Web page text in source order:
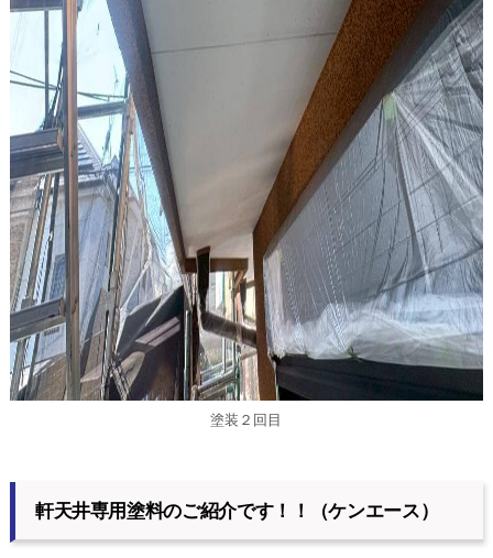
塗装２回目
軒天井専用塗料のご紹介です！！（ケンエース）